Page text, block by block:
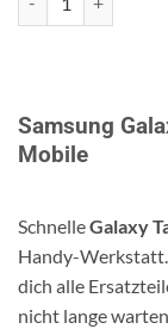
Samsung
Mobile
SchnelleGalaxy
Handy-
dich alle
nicht lange